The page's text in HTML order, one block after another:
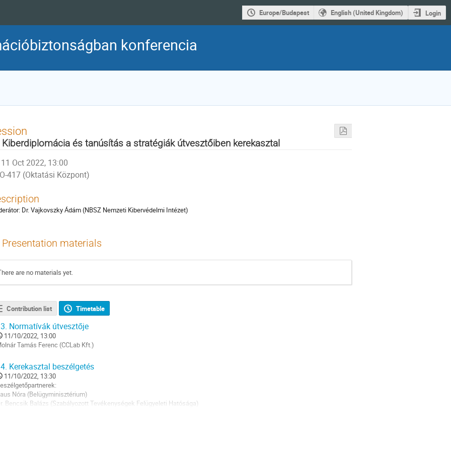
Europe/Budapest English (United Kingdom) Login
konferencia
Kiberdiplomácia és tanúsítás a stratégiák útvesztőiben kerekasztal
11 Oct 2022, 13:00
O-417 (Oktatási Központ)
Dr. Vajkovszky Ádám (NBSZ Nemzeti Kibervédelmi Intézet)
Presentation materials
are no materials yet.
Contribution list Timetable
Normatívák útvesztője
11/10/2022, 13:00
Tamás Ferenc (CCLab Kft.)
Kerekasztal beszélgetés
11/10/2022, 13:30
Nóra (Belügyminisztérium)
Bencsik Balázs (Szabályozott Tevékenységek Felügyeleti Hatósága)